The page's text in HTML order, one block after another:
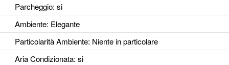
Parcheggio: si
Ambiente: Elegante
Particolarità Ambiente: Niente in particolare
Aria Condizionata: si